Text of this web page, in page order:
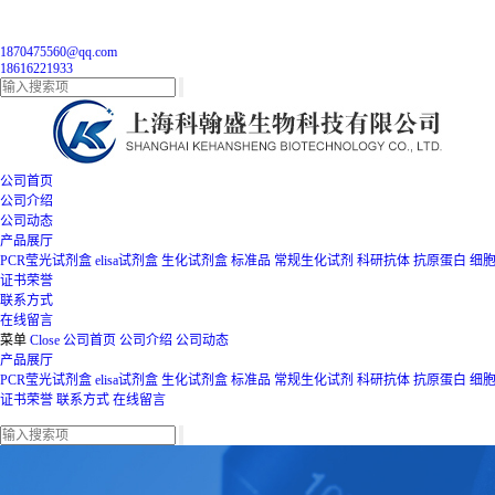
1870475560@qq.com
18616221933
公司首页
公司介绍
公司动态
产品展厅
PCR莹光试剂盒 elisa试剂盒 生化试剂盒 标准品 常规生化试剂 科研抗体 抗原蛋白 细胞
证书荣誉
联系方式
在线留言
菜单 Close 公司首页 公司介绍 公司动态
产品展厅
PCR莹光试剂盒 elisa试剂盒 生化试剂盒 标准品 常规生化试剂 科研抗体 抗原蛋白 细胞
证书荣誉 联系方式 在线留言